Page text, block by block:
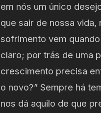
em nós um único
que sair de nossa vida,
sofrimento vem
claro; por trás de uma
crescimento precisa
o novo?” Sempre há
nos dá aquilo de que